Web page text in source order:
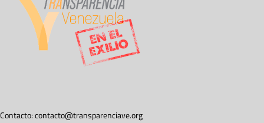
Contacto:contacto@transparenciave.org